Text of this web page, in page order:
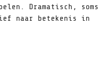
Dramatisch, soms
naar betekenis in